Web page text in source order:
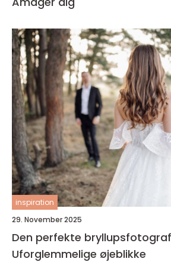
inspiration
29. November 2025
Den perfekte
Uforglemmelige øjeblikke